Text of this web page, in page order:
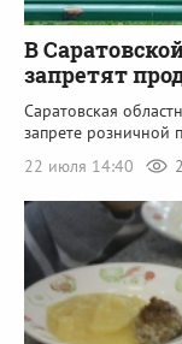
В
запретят
Саратовская
запрете розничной
22 июля 14:40